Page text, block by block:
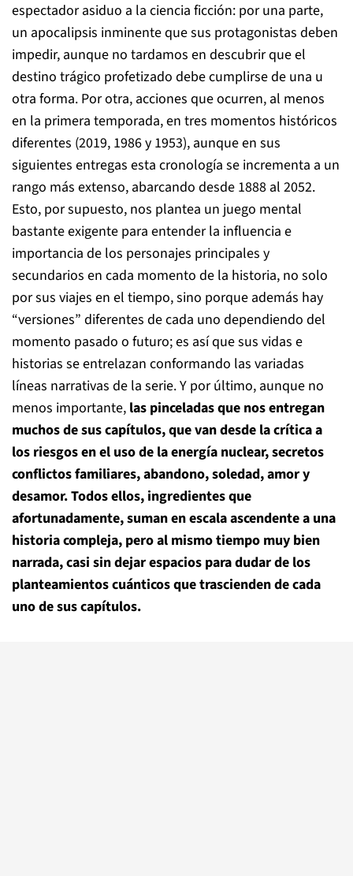
espectador asiduo a la ciencia ficción: por una parte,
un apocalipsis inminente que sus protagonistas deben
impedir, aunque no tardamos en descubrir que el
destino trágico profetizado debe cumplirse de una u
otra forma. Por otra, acciones que ocurren, al menos
en la primera temporada, en tres momentos históricos
diferentes (2019, 1986 y 1953), aunque en sus
siguientes entregas esta cronología se incrementa a un
rango más extenso, abarcando desde 1888 al 2052.
Esto, por supuesto, nos plantea un juego mental
bastante exigente para entender la influencia e
importancia de los personajes principales y
secundarios en cada momento de la historia, no solo
por sus viajes en el tiempo, sino porque además hay
“versiones” diferentes de cada uno dependiendo del
momento pasado o futuro; es así que sus vidas e
historias se entrelazan conformando las variadas
líneas narrativas de la serie. Y por último, aunque no
menos importante, las pinceladas que nos entregan
muchos de sus capítulos, que van desde la crítica a
los riesgos en el uso de la energía nuclear, secretos
conflictos familiares, abandono, soledad, amor y
desamor. Todos ellos, ingredientes que
afortunadamente, suman en escala ascendente a una
historia compleja, pero al mismo tiempo muy bien
narrada, casi sin dejar espacios para dudar de los
planteamientos cuánticos que trascienden de cada
uno de sus capítulos.